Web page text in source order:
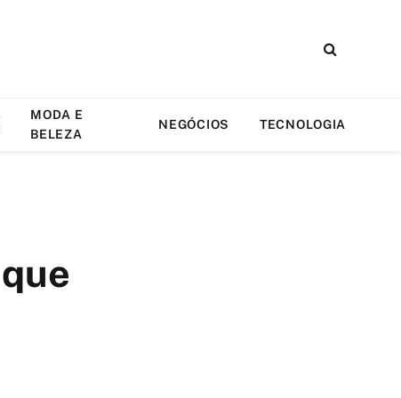
MODA E
BELEZA
NEGÓCIOS TECNOLOGIA